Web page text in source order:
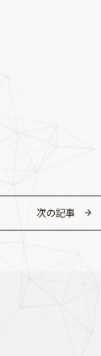
次の記事